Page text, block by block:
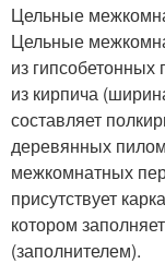
Перегородка в
Цельные
Цельные
из
из кирпича
составляет
деревянных
межкомнатных
присутствует
котором
(заполнителем).